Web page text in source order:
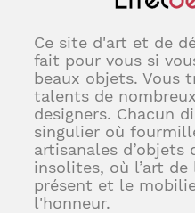
Ce site d'art et de
fait pour vous si
beaux objets. Vous
talents de
designers. Chacun
singulier où
artisanales d’objets
insolites, où l’art
présent et le
l'honneur.